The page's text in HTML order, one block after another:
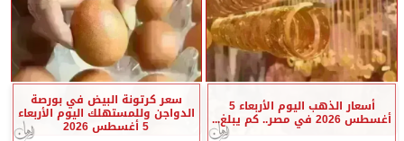
أسعار الذهب اليوم الأربعاء 5
أغسطس 2026 في مصر.. كم يبلغ...
سعر كرتونة البيض في بورصة
الدواجن وللمستهلك اليوم الأربعاء
5 أغسطس 2026